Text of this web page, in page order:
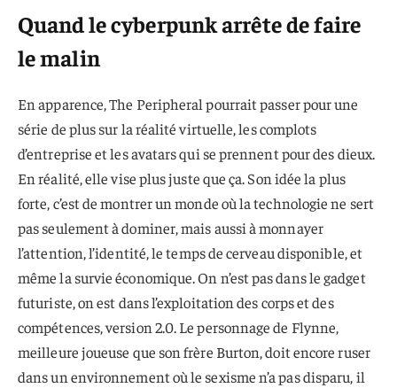
Quand le cyberpunk arrête de faire
le malin
En apparence, The Peripheral pourrait passer pour une
série de plus sur la réalité virtuelle, les complots
d’entreprise et les avatars qui se prennent pour des dieux.
En réalité, elle vise plus juste que ça. Son idée la plus
forte, c’est de montrer un monde où la technologie ne sert
pas seulement à dominer, mais aussi à monnayer
l’attention, l’identité, le temps de cerveau disponible, et
même la survie économique. On n’est pas dans le gadget
futuriste, on est dans l’exploitation des corps et des
compétences, version 2.0. Le personnage de Flynne,
meilleure joueuse que son frère Burton, doit encore ruser
dans un environnement où le sexisme n’a pas disparu, il